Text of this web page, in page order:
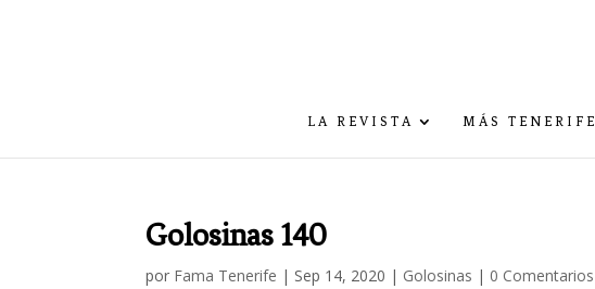
LA REVISTA MÁS TENERIFE
Golosinas 140
por Fama Tenerife | Sep 14, 2020 | Golosinas | 0 Comentarios